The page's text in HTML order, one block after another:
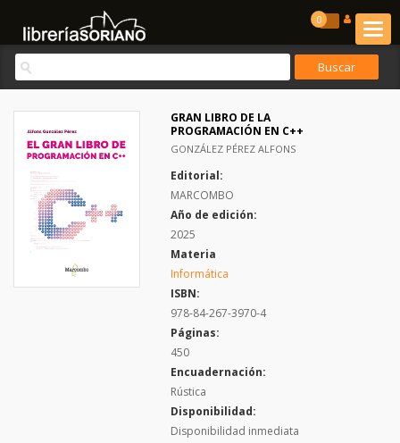
0
GRAN LIBRO DE LA
PROGRAMACIÓN EN C++
GONZÁLEZ PÉREZ ALFONS
Editorial:
MARCOMBO
Año de edición:
2025
Materia
Informática
ISBN:
978-84-267-3970-4
Páginas:
450
Encuadernación:
Rústica
Disponibilidad:
Disponibilidad inmediata